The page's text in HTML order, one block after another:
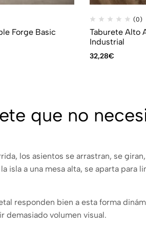
Forge Basic
(0)
Taburete Alto
Industrial
32,28€
que no
los asientos se arrastran, se
isla a una mesa alta, se aparta para
responden bien a esta forma
demasiado volumen visual.